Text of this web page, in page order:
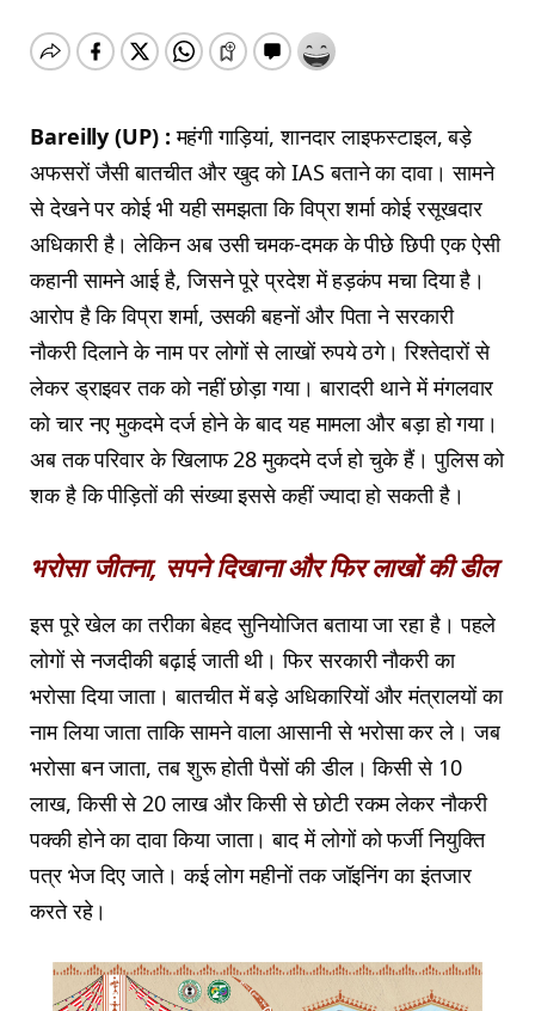
Bareilly (UP) : महंगी गाड़ियां, शानदार लाइफस्टाइल, बड़े
अफसरों जैसी बातचीत और खुद को IAS बताने का दावा। सामने
से देखने पर कोई भी यही समझता कि विप्रा शर्मा कोई रसूखदार
अधिकारी है। लेकिन अब उसी चमक-दमक के पीछे छिपी एक ऐसी
कहानी सामने आई है, जिसने पूरे प्रदेश में हड़कंप मचा दिया है।
आरोप है कि विप्रा शर्मा, उसकी बहनों और पिता ने सरकारी
नौकरी दिलाने के नाम पर लोगों से लाखों रुपये ठगे। रिश्तेदारों से
लेकर ड्राइवर तक को नहीं छोड़ा गया। बारादरी थाने में मंगलवार
को चार नए मुकदमे दर्ज होने के बाद यह मामला और बड़ा हो गया।
अब तक परिवार के खिलाफ 28 मुकदमे दर्ज हो चुके हैं। पुलिस को
शक है कि पीड़ितों की संख्या इससे कहीं ज्यादा हो सकती है।
भरोसा जीतना, सपने दिखाना और फिर लाखों की डील
इस पूरे खेल का तरीका बेहद सुनियोजित बताया जा रहा है। पहले
लोगों से नजदीकी बढ़ाई जाती थी। फिर सरकारी नौकरी का
भरोसा दिया जाता। बातचीत में बड़े अधिकारियों और मंत्रालयों का
नाम लिया जाता ताकि सामने वाला आसानी से भरोसा कर ले। जब
भरोसा बन जाता, तब शुरू होती पैसों की डील। किसी से 10
लाख, किसी से 20 लाख और किसी से छोटी रकम लेकर नौकरी
पक्की होने का दावा किया जाता। बाद में लोगों को फर्जी नियुक्ति
पत्र भेज दिए जाते। कई लोग महीनों तक जॉइनिंग का इंतजार
करते रहे।